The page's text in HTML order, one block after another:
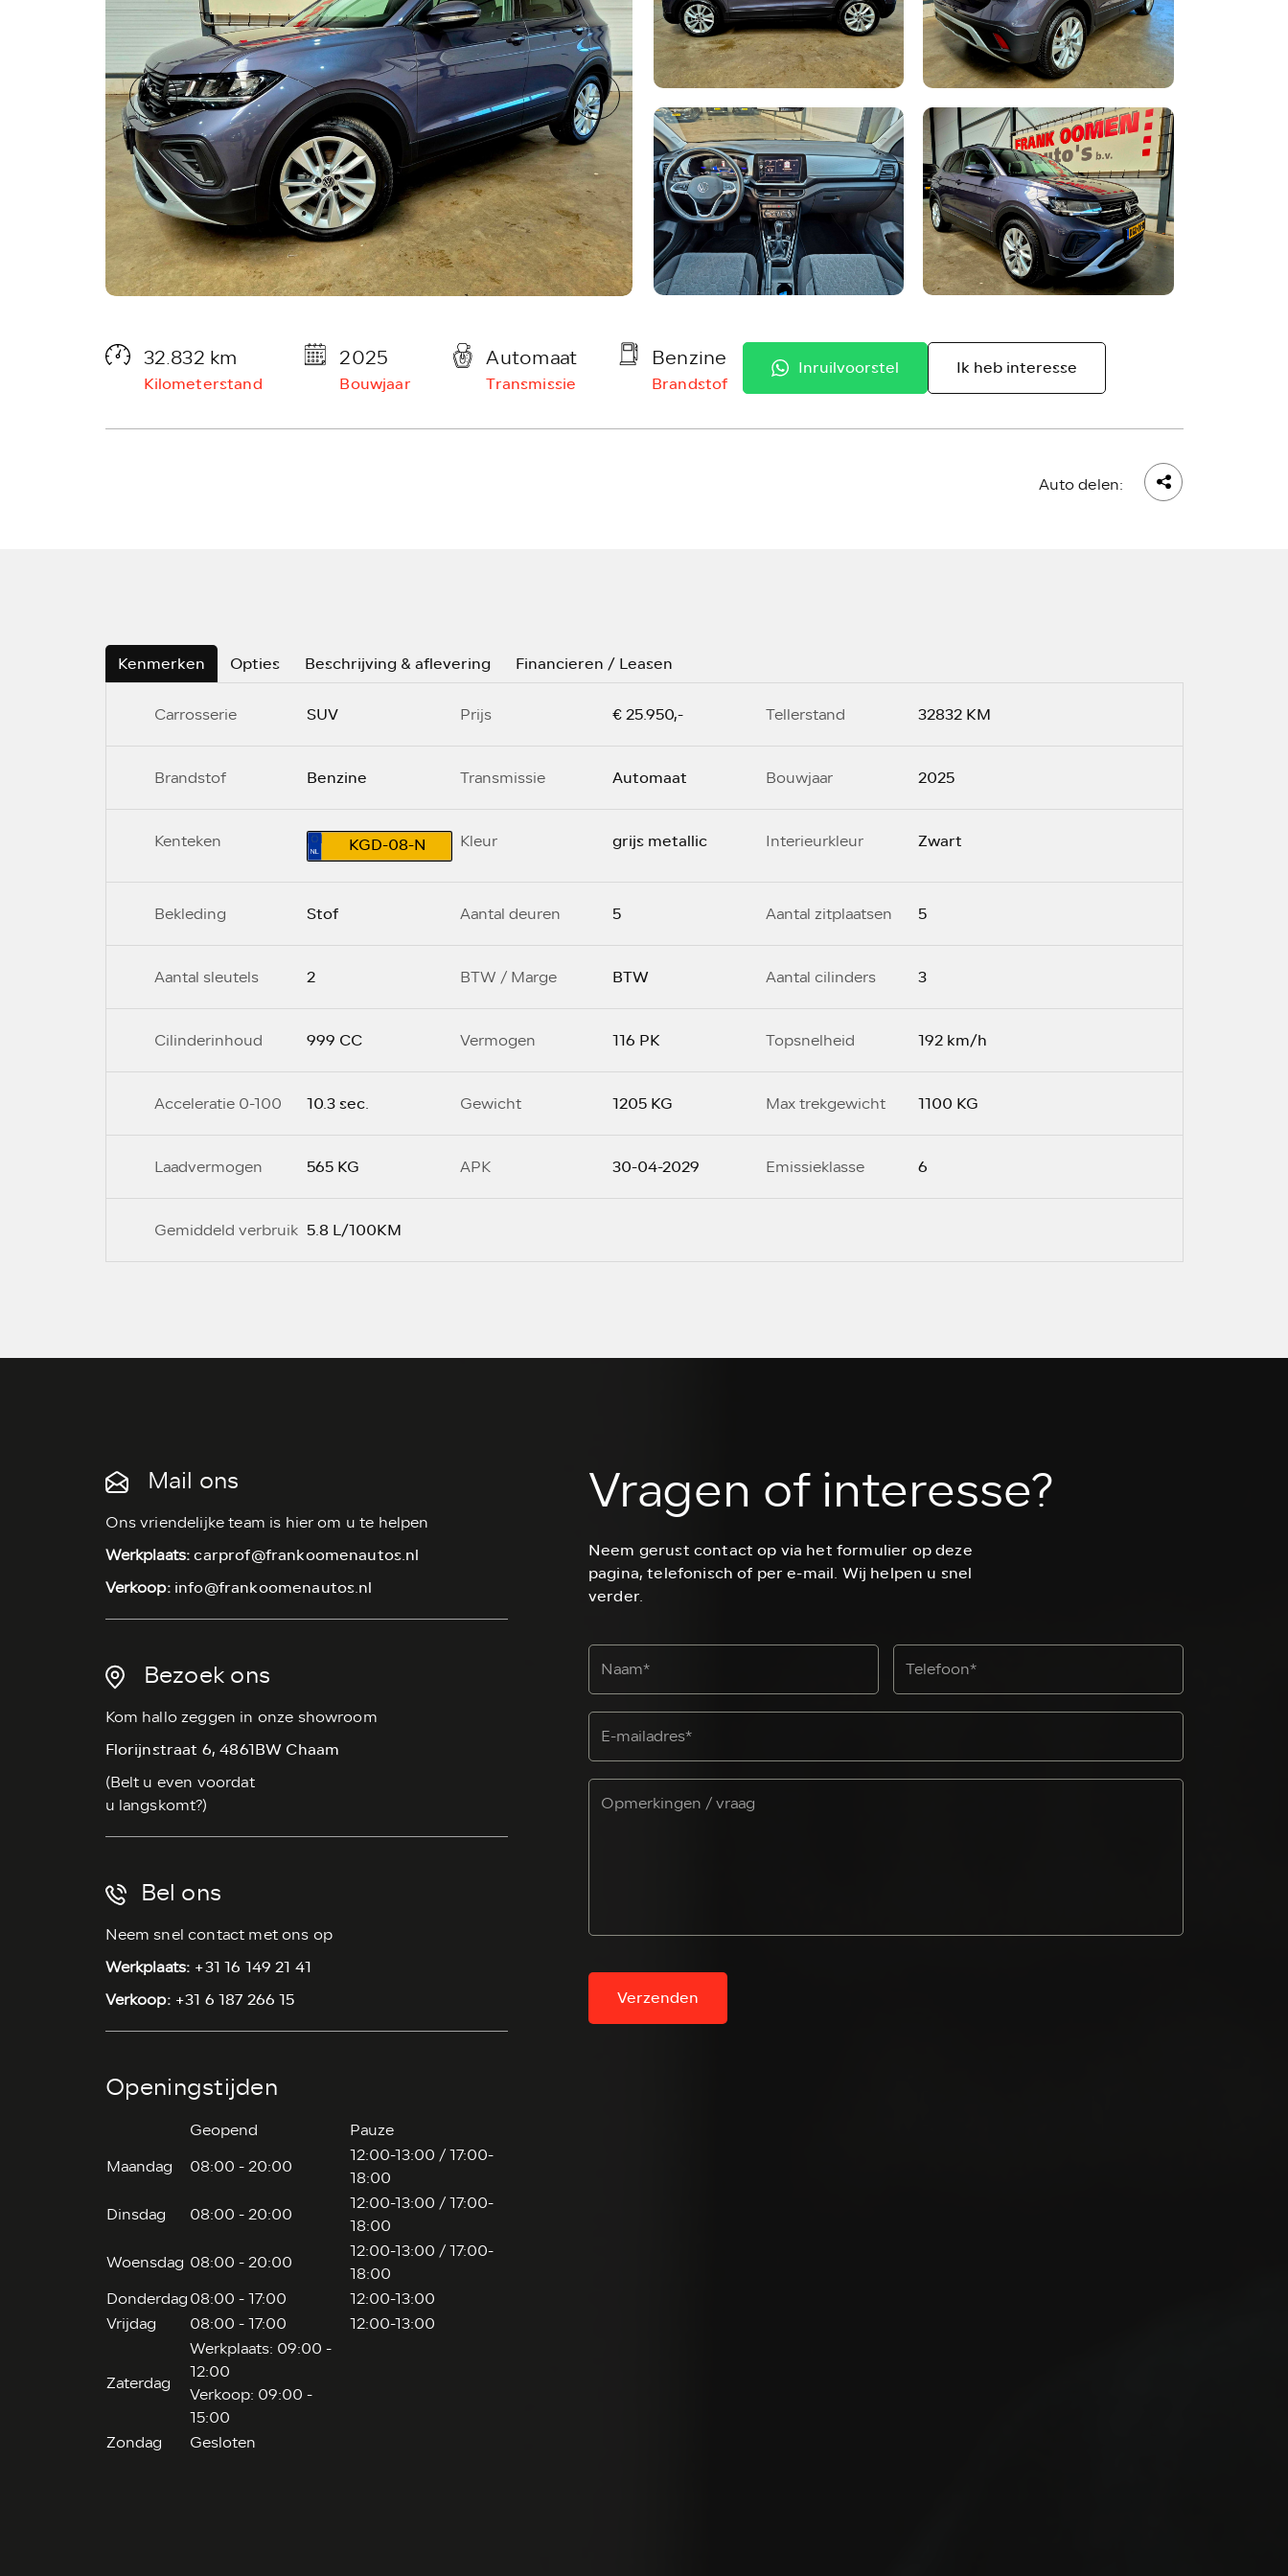
32.832 km
Kilometerstand
2025
Bouwjaar
Automaat
Transmissie
Benzine
Brandstof
Inruilvoorstel Ik heb interesse
Auto delen:
Kenmerken Opties Beschrijving & aflevering Financieren / Leasen
Carrosserie SUV Prijs € 25.950,- Tellerstand 32832 KM
Brandstof Benzine Transmissie Automaat Bouwjaar 2025
Kenteken KGD-08-N Kleur grijs metallic Interieurkleur Zwart
Bekleding Stof Aantal deuren 5 Aantal zitplaatsen 5
Aantal sleutels 2 BTW / Marge BTW Aantal cilinders 3
Cilinderinhoud 999 CC Vermogen 116 PK Topsnelheid 192 km/h
Acceleratie 0-100 10.3 sec. Gewicht 1205 KG Max trekgewicht 1100 KG
Laadvermogen 565 KG APK 30-04-2029 Emissieklasse 6
Gemiddeld verbruik 5.8 L/100KM
Mail ons
Ons vriendelijke team is hier om u te helpen
Werkplaats:carprof@frankoomenautos.nl
Verkoop: info@frankoomenautos.nl
Bezoek ons
Kom hallo zeggen in onze showroom
Florijnstraat 6, 4861BW Chaam
(Belt u even voordat
u langskomt?)
Bel ons
Neem snel contact met ons op
Werkplaats: +31 16 149 21 41
Verkoop: +31 6 187 266 15
Openingstijden
Geopend
Pauze
Maandag
08:00 - 20:00
12:00-13:00 / 17:00-
18:00
Dinsdag
08:00 - 20:00
12:00-13:00 / 17:00-
18:00
Woensdag 08:00 - 20:00
12:00-13:00 / 17:00-
18:00
Donderdag08:00 - 17:00
12:00-13:00
Vrijdag
08:00 - 17:00 12:00-13:00
Zaterdag
Werkplaats: 09:00 -
12:00
Verkoop: 09:00 -
15:00
Zondag
Gesloten
Vragen of interesse?
Neem gerust contact op via het formulier op deze
pagina, telefonisch of per e-mail. Wij helpen u snel
verder.
Verzenden